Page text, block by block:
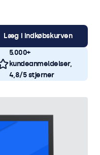
Læg i indkøbskurven
5.000+
kundeanmeldelser,
4,8/5 stjerner